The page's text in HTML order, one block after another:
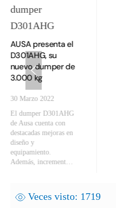
AUSA presenta el
D301AHG, su
nuevo dumper de
3.000 kg
30 Marzo 2022
El dumper D301AHG
de Ausa cuenta con
destacadas mejoras en
diseño y
equipamiento.
Además, increment…
Veces visto: 1719